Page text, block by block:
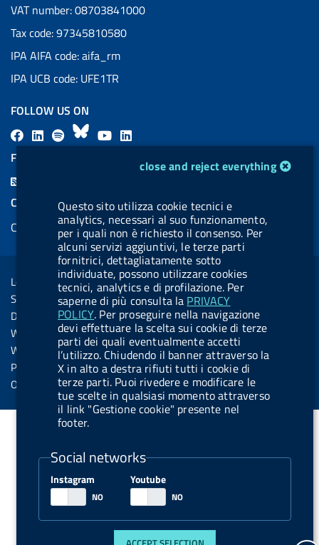
cookie management moduleclose and reject everything
Questo sito utilizza cookie tecnici e
analytics, necessari al suo funzionamento,
per i quali non è richiesto il consenso. Per
alcuni servizi aggiuntivi, le terze parti
fornitrici, dettagliatamente sotto
individuate, possono utilizzare cookies
tecnici, analytics e di profilazione. Per
saperne di più consulta la PRIVACY
POLICY. Per proseguire nella navigazione
devi effettuare la scelta sui cookie di terze
parti dei quali eventualmente accetti
l’utilizzo. Chiudendo il banner attraverso la
X in alto a destra rifiuti tutti i cookie di
terze parti. Puoi rivedere e modificare le
tue scelte in qualsiasi momento attraverso
il link "Gestione cookie" presente nel
footer.
Social networks
Instagram Youtube
VAT number: 08703841000
Tax code: 97345810580
IPA AIFA code: aifa_rm
IPA UCB code: UFE1TR
FOLLOW US ON
F
L
l
.
b
u
t
t
o
n
.
s
p
o
i
f
B
s
k
y
Y
u
b
e
e
d
i
n
FEED RSS
COOKIES
Cookie management
Sezione Link Utili
Legal notice
Social Media Policy
Dichiarazione di accessibilità
Web accessibility
Website statistics
Privacy
Online services